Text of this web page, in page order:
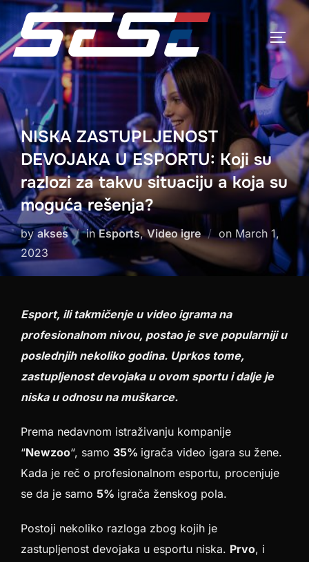
Skip
content
NISKA ZASTUPLJENOST
DEVOJAKA U ESPORTU: Koji su
razlozi za takvu situaciju a koja su
moguća rešenja?
byakses inEsports,Video igre on Posted
March 1,
2023
Esport, ili takmičenje u video igrama na
profesionalnom nivou, postao je sve popularniji u
poslednjih nekoliko godina. Uprkos tome,
zastupljenost devojaka u ovom sportu i dalje je
niska u odnosu na muškarce.
Prema nedavnom istraživanju kompanije
“Newzoo“, samo 35% igrača video igara su žene.
Kada je reč o profesionalnom esportu, procenjuje
se da je samo 5% igrača ženskog pola.
Postoji nekoliko razloga zbog kojih je
zastupljenost devojaka u esportu niska. Prvo, i